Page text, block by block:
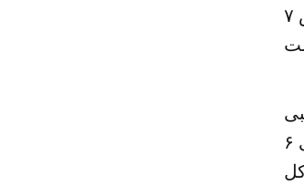
بخش ۳۰ میلیون ریال، نفرات دوم درهر بخش ۱۵میلیون ریال ونفرات سوم درهربخش ۷
۴ بخش جانبی
کل هزینه ای که برای جوایز نفرات اول تا سوم باید درنظر گرفته شود، در بخش اصلی ۶
کل